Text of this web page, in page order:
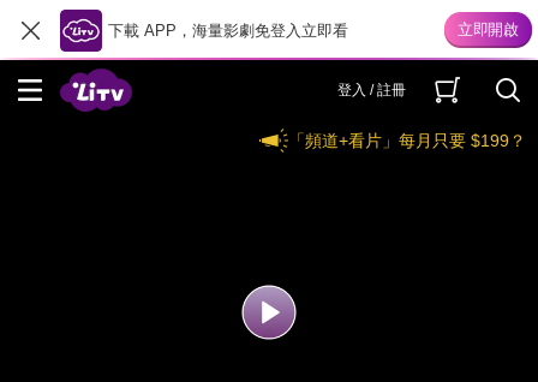
下載 APP，海量影劇免登入立即看
登入 / 註冊
「頻道+看片」每月只要 $199？